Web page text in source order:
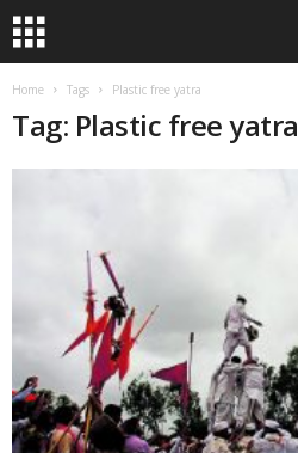
Home Tags Plastic free yatra
Tag: Plastic free yatra